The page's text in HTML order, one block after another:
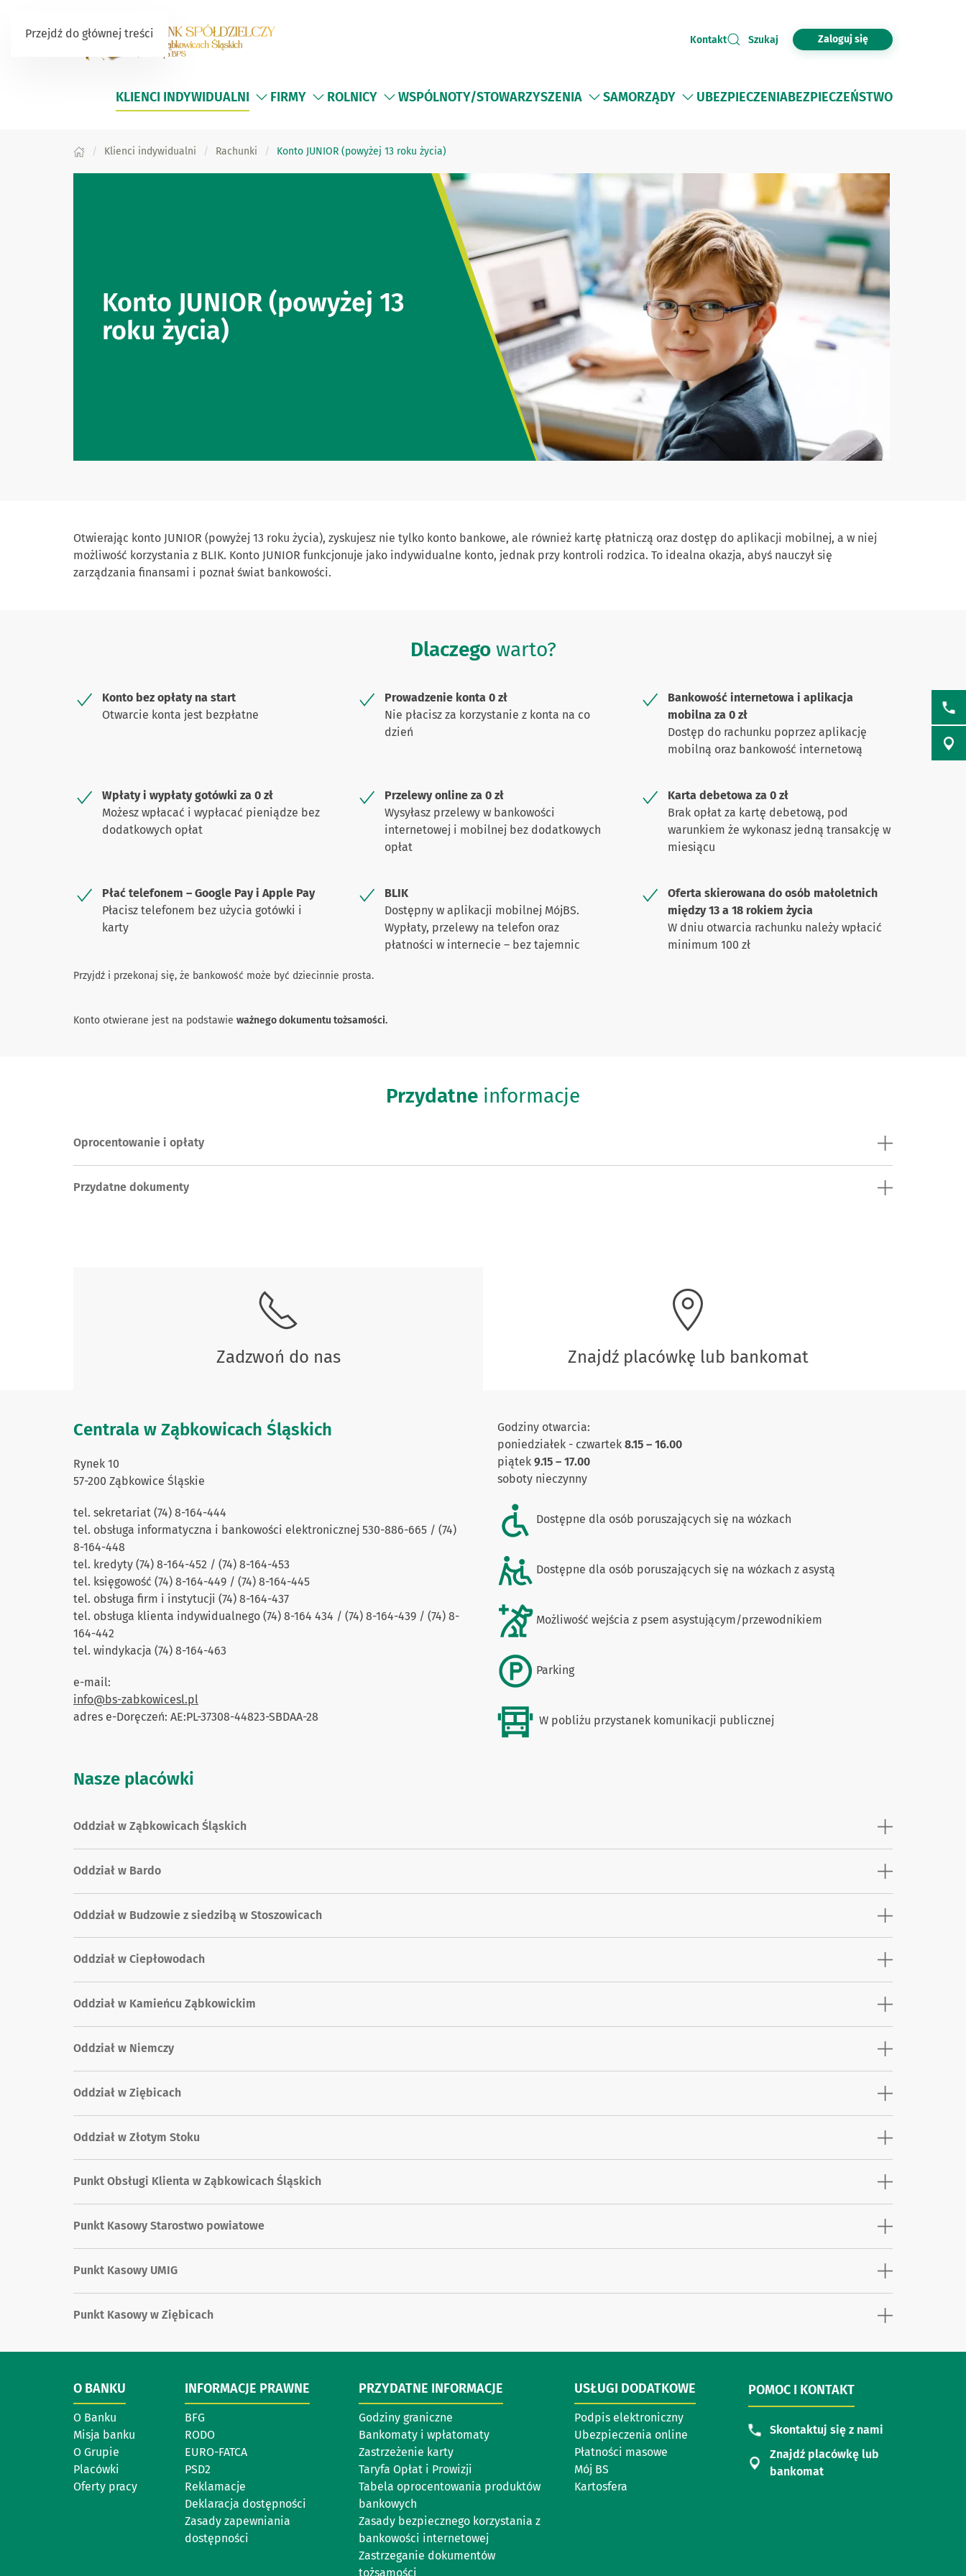
Przejdź do głównej treści Kontakt Szukaj Zaloguj się
KLIENCI INDYWIDUALNI FIRMY ROLNICY WSPÓLNOTY/STOWARZYSZENIA SAMORZĄDY UBEZPIECZENIABEZPIECZEŃSTWO
Klienci indywidualni Rachunki Konto JUNIOR (powyżej 13 roku życia)
Konto JUNIOR (powyżej 13
roku życia)
Otwierając konto JUNIOR (powyżej 13 roku życia), zyskujesz nie tylko konto bankowe, ale również kartę płatniczą oraz dostęp do aplikacji mobilnej, a w niej
możliwość korzystania z BLIK. Konto JUNIOR funkcjonuje jako indywidualne konto, jednak przy kontroli rodzica. To idealna okazja, abyś nauczył się
zarządzania finansami i poznał świat bankowości.
Dlaczegowarto?
Konto bez opłaty na start
Otwarcie konta jest bezpłatne
Prowadzenie konta 0 zł
Nie płacisz za korzystanie z konta na co
dzień
Bankowość internetowa i aplikacja
mobilna za 0 zł
Dostęp do rachunku poprzez aplikację
mobilną oraz bankowość internetową
Wpłaty i wypłaty gotówki za 0 zł
Możesz wpłacać i wypłacać pieniądze bez
dodatkowych opłat
Przelewy online za 0 zł
Wysyłasz przelewy w bankowości
internetowej i mobilnej bez dodatkowych
opłat
Karta debetowa za 0 zł
Brak opłat za kartę debetową, pod
warunkiem że wykonasz jedną transakcję w
miesiącu
Płać telefonem – Google Pay i Apple Pay
Płacisz telefonem bez użycia gotówki i
karty
BLIK
Dostępny w aplikacji mobilnej MójBS.
Wypłaty, przelewy na telefon oraz
płatności w internecie – bez tajemnic
Oferta skierowana do osób małoletnich
między 13 a 18 rokiem życia
W dniu otwarcia rachunku należy wpłacić
minimum 100 zł
Przyjdź i przekonaj się, że bankowość może być dziecinnie prosta.
Konto otwierane jest na podstawie ważnego dokumentu tożsamości.
Przydatne informacje
Oprocentowanie i opłaty
Przydatne dokumenty
Zadzwoń do nas Znajdź placówkę lub bankomat
Centrala w Ząbkowicach Śląskich
Rynek 10
57-200 Ząbkowice Śląskie
tel. sekretariat (74) 8-164-444
tel. obsługa informatyczna i bankowości elektronicznej 530-886-665 / (74)
8-164-448
tel. kredyty (74) 8-164-452 / (74) 8-164-453
tel. księgowość (74) 8-164-449 / (74) 8-164-445
tel. obsługa firm i instytucji (74) 8-164-437
tel. obsługa klienta indywidualnego (74) 8-164 434 / (74) 8-164-439 / (74) 8-
164-442
tel. windykacja (74) 8-164-463
e-mail:
info@bs-zabkowicesl.pl
adres e-Doręczeń: AE:PL-37308-44823-SBDAA-28
Godziny otwarcia:
poniedziałek - czwartek 8.15 – 16.00
piątek 9.15 – 17.00
soboty nieczynny
Dostępne dla osób poruszających się na wózkach
Dostępne dla osób poruszających się na wózkach z asystą
Możliwość wejścia z psem asystującym/przewodnikiem
Parking
W pobliżu przystanek komunikacji publicznej
Nasze placówki
Oddział w Ząbkowicach Śląskich
Oddział w Bardo
Oddział w Budzowie z siedzibą w Stoszowicach
Oddział w Ciepłowodach
Oddział w Kamieńcu Ząbkowickim
Oddział w Niemczy
Oddział w Ziębicach
Oddział w Złotym Stoku
Punkt Obsługi Klienta w Ząbkowicach Śląskich
Punkt Kasowy Starostwo powiatowe
Punkt Kasowy UMIG
Punkt Kasowy w Ziębicach
O BANKU
O Banku
Misja banku
O Grupie
Placówki
Oferty pracy
INFORMACJE PRAWNE
BFG
RODO
EURO-FATCA
PSD2
Reklamacje
Deklaracja dostępności
Zasady zapewniania
dostępności
PRZYDATNE INFORMACJE
Godziny graniczne
Bankomaty i wpłatomaty
Zastrzeżenie karty
Taryfa Opłat i Prowizji
Tabela oprocentowania produktów
bankowych
Zasady bezpiecznego korzystania z
bankowości internetowej
Zastrzeganie dokumentów
tożsamości
USŁUGI DODATKOWE
Podpis elektroniczny
Ubezpieczenia online
Płatności masowe
Mój BS
Kartosfera
POMOC I KONTAKT
Skontaktuj się z nami
Znajdź placówkę lub
bankomat